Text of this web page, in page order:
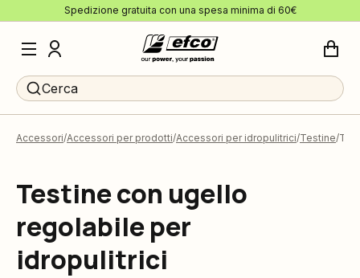
Spedizione gratuita con una spesa minima di 60€
Cerca
Accessori Accessori per prodotti Accessori per idropulitrici Testine
Testine con ugello
regolabile per
idropulitrici